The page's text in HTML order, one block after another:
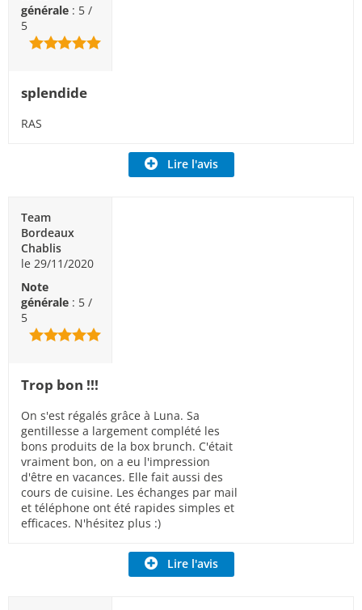
générale : 5 /
5
splendide
RAS
Lire l'avis
Team
Bordeaux
Chablis
le 29/11/2020
Note
générale : 5 /
5
Trop bon !!!
On s'est régalés grâce à Luna. Sa
gentillesse a largement complété les
bons produits de la box brunch. C'était
vraiment bon, on a eu l'impression
d'être en vacances. Elle fait aussi des
cours de cuisine. Les échanges par mail
et téléphone ont été rapides simples et
efficaces. N'hésitez plus :)
Lire l'avis